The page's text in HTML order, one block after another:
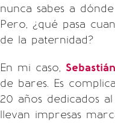
nunca sabes a
Pero, ¿qué pasa
de la paternidad?
En mi caso, Sebastián
de bares. Es
20 años dedicados
llevan impresas